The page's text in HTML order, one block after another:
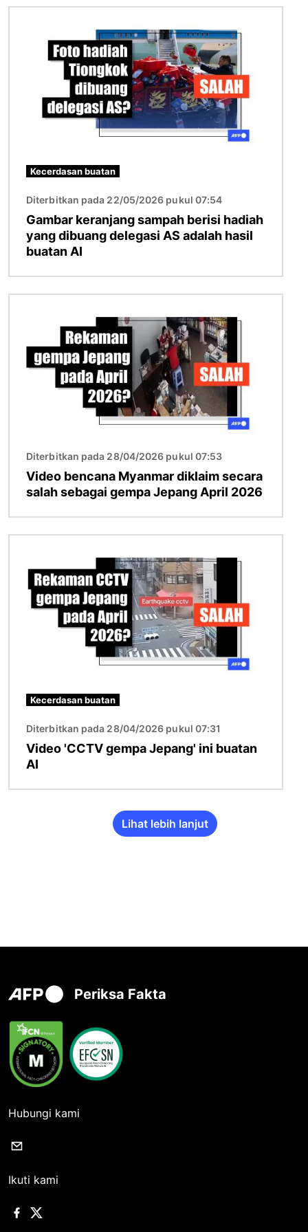
Kecerdasan buatan
Diterbitkan pada 22/05/2026 pukul 07:54
Gambar keranjang sampah berisi hadiah
yang dibuang delegasi AS adalah hasil
buatan AI
Diterbitkan pada 28/04/2026 pukul 07:53
Video bencana Myanmar diklaim secara
salah sebagai gempa Jepang April 2026
Kecerdasan buatan
Diterbitkan pada 28/04/2026 pukul 07:31
Video 'CCTV gempa Jepang' ini buatan
AI
Lihat lebih lanjut
Periksa Fakta
Hubungi kami
Ikuti kami